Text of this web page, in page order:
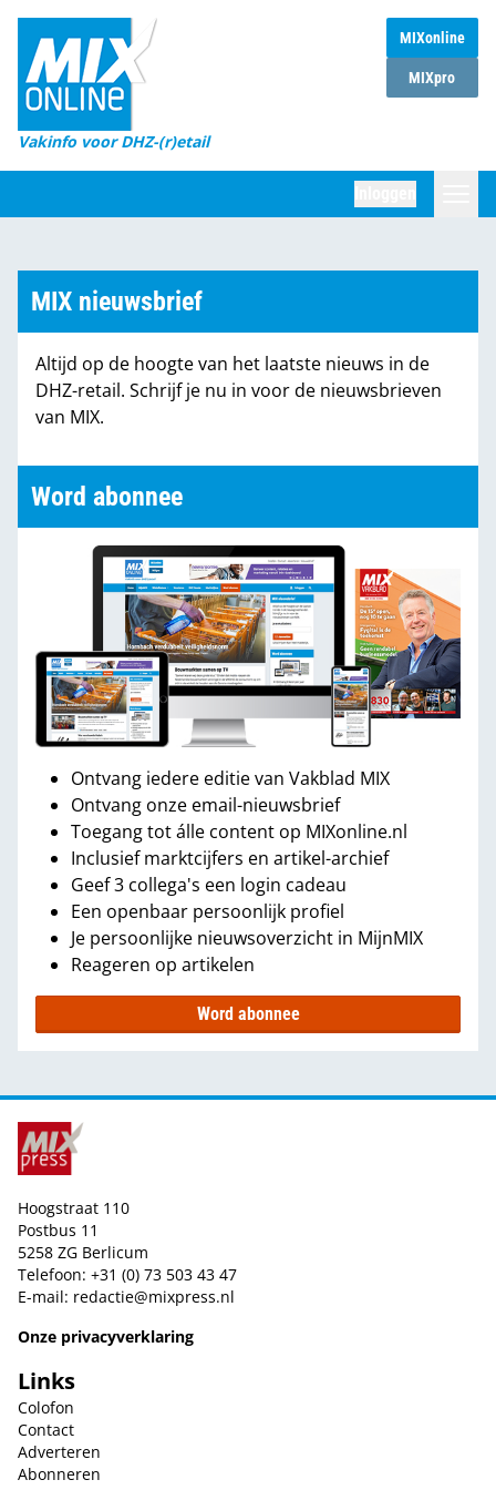
MIXonline
MIXpro
Vakinfo voor DHZ-(r)etail
Home
Magazines
DHZ Sessie
Marktcijfers
Partners
MIX nieuwsbrief
Altijd op de hoogte van het laatste nieuws in de
DHZ-retail. Schrijf je nu in voor de nieuwsbrieven
van MIX.
Word abonnee
Ontvang iedere editie van Vakblad MIX
Ontvang onze email-nieuwsbrief
Toegang tot álle content op MIXonline.nl
Inclusief marktcijfers en artikel-archief
Geef 3 collega's een login cadeau
Een openbaar persoonlijk profiel
Je persoonlijke nieuwsoverzicht in MijnMIX
Reageren op artikelen
Word abonnee
Hoogstraat 110
Postbus 11
5258 ZG Berlicum
Telefoon: +31 (0) 73 503 43 47
E-mail: redactie@mixpress.nl
Onze privacyverklaring
Links
Colofon
Contact
Adverteren
Abonneren